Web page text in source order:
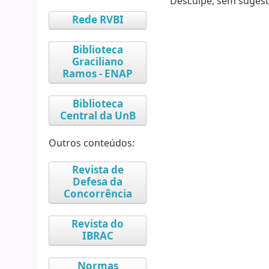
Rede RVBI
Biblioteca
Graciliano
Ramos - ENAP
Biblioteca
Central da UnB
Outros conteúdos:
Revista de
Defesa da
Concorrência
Revista do
IBRAC